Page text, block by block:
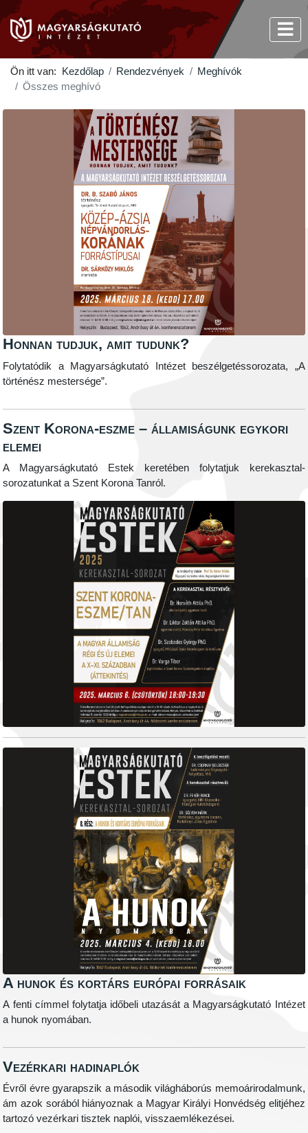
Ön itt van: Kezdőlap Rendezvények
Meghívók
Összes meghívó
Honnan tudjuk, amit tudunk?
Folytatódik a Magyarságkutató Intézet beszélgetéssorozata, „A
történész mestersége”.
Szent Korona-eszme – államiságunk egykori
elemei
A Magyarságkutató Estek keretében folytatjuk kerekasztal-
sorozatunkat a Szent Korona Tanról.
A hunok és kortárs európai forrásaik
A fenti címmel folytatja időbeli utazását a Magyarságkutató Intézet
a hunok nyomában.
Vezérkari hadinaplók
Évről évre gyarapszik a második világháborús memoárirodalmunk,
ám azok sorából hiányoznak a Magyar Királyi Honvédség elitjéhez
tartozó vezérkari tisztek naplói, visszaemlékezései.